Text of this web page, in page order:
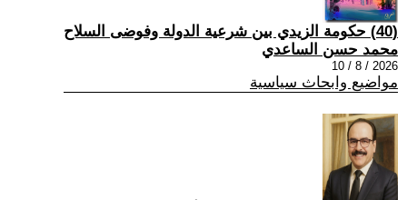
(40) حكومة الزيدي بين شرعية الدولة وفوضى السلاح
محمد حسن الساعدي
2026 / 8 / 10
مواضيع وابحاث سياسية